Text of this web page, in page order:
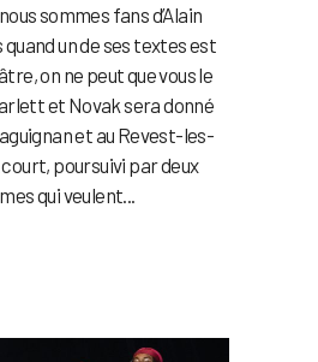
sommes fans d’Alain
quand un de ses textes est
on ne peut que vous le
et Novak sera donné
et au Revest-les-
poursuivi par deux
qui veulent...